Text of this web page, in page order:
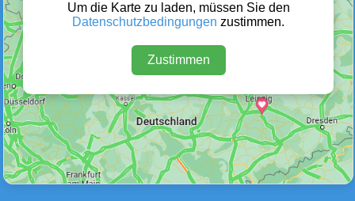
Defektes Fahrzeug
Um die Karte zu laden, müssen Sie den
Datenschutzbedingungen zustimmen.
Zustimmen